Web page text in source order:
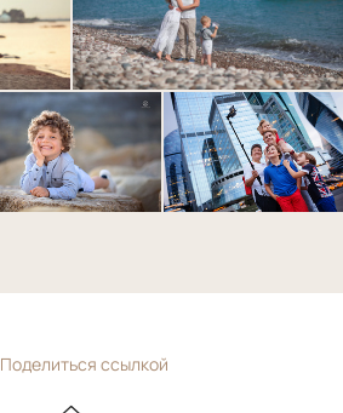
Поделиться ссылкой